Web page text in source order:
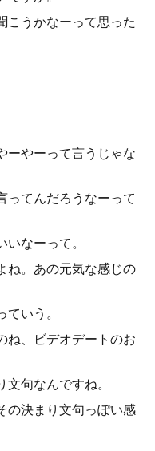
こうかなーって思った
ーやーって言うじゃな
ってんだろうなーって
なーって。
ね。あの元気な感じの
いう。
ね、ビデオデートのお
句なんですね。
の決まり文句っぽい感